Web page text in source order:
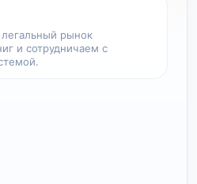
рынок
и сотрудничаем с